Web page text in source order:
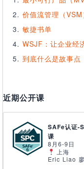
价值流管理（VSM
敏捷书单
WSJF：让企业经
到底什么是故事
近期公开课
SAFe认证-
课
8月6-9日
上海
Eric Liao